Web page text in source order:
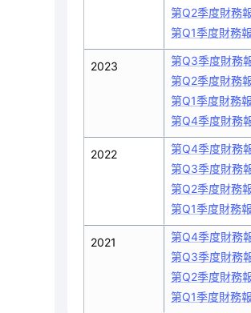
2023
2022
2021
第Q2季度財務
第Q1季度財務
第Q3季度財務
第Q2季度財務
第Q1季度財務
第Q4季度財務
第Q4季度財務
第Q3季度財務
第Q2季度財務
第Q1季度財務
第Q4季度財務
第Q3季度財務
第Q2季度財務
第Q1季度財務